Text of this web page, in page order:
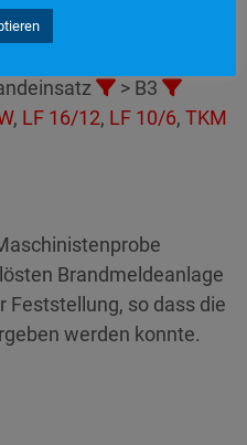
August 2025 18:52
> B3
, LF 16/12, LF 10/6, TKM
Brandmeldeanlage
Feststellung, so dass die
werden konnte.